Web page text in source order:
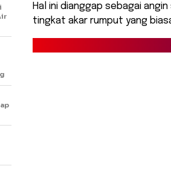
Hal ini dianggap sebagai
tingkat akar rumput yang